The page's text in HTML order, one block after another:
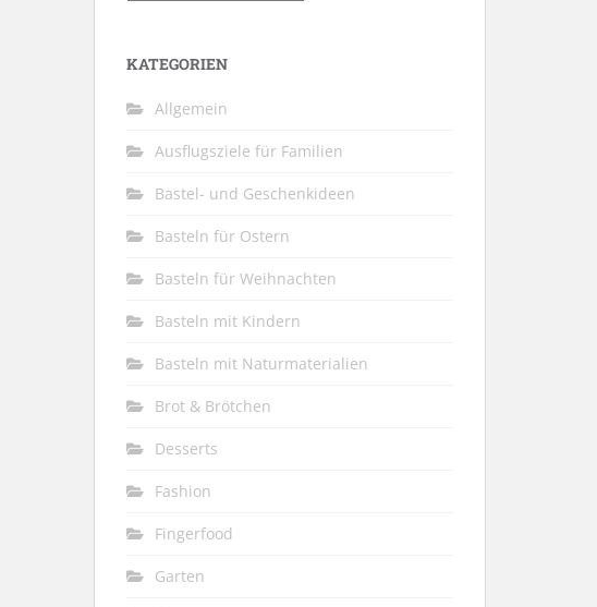
KATEGORIEN
Allgemein
Ausflugsziele für Familien
Bastel- und Geschenkideen
Basteln für Ostern
Basteln für Weihnachten
Basteln mit Kindern
Basteln mit Naturmaterialien
Brot & Brötchen
Desserts
Fashion
Fingerfood
Garten